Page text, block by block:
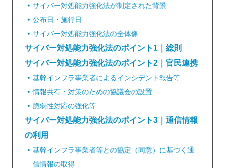
サイバー対処能力強化法が制定された背景
公布日・施行日
サイバー対処能力強化法の全体像
サイバー対処能力強化法のポイント1｜総則
サイバー対処能力強化法のポイント2｜官民連携
基幹インフラ事業者によるインシデント報告等
情報共有・対策のための協議会の設置
脆弱性対応の強化等
サイバー対処能力強化法のポイント3｜通信情報
の利用
基幹インフラ事業者等との協定（同意）に基づく通
信情報の取得